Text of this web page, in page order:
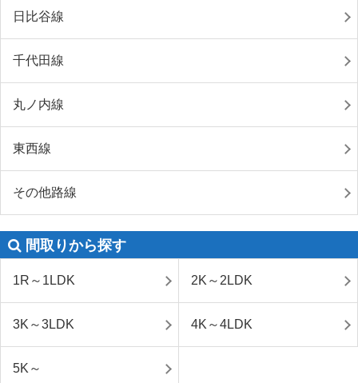
日比谷線
千代田線
丸ノ内線
東西線
その他路線
間取りから探す
1R～1LDK 2K～2LDK
3K～3LDK 4K～4LDK
5K～